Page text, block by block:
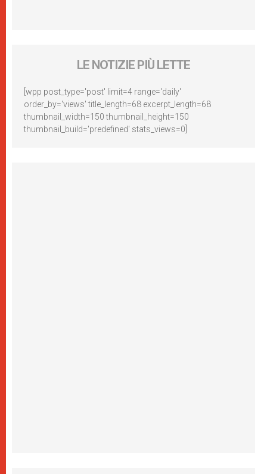
LE NOTIZIE PIÙ LETTE
[wpp post_type='post' limit=4 range='daily'
order_by='views' title_length=68 excerpt_length=68
thumbnail_width=150 thumbnail_height=150
thumbnail_build='predefined' stats_views=0]